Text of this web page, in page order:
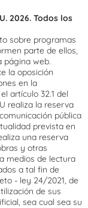
2026. Todos los
sobre programas
parte de ellos,
página web.
la oposición
en la
artículo 32.1 del
realiza la reserva
pública
prevista en
una reserva
y otras
medios de lectura
a tal fin de
- ley 24/2021, de
de sus
sea cual sea su